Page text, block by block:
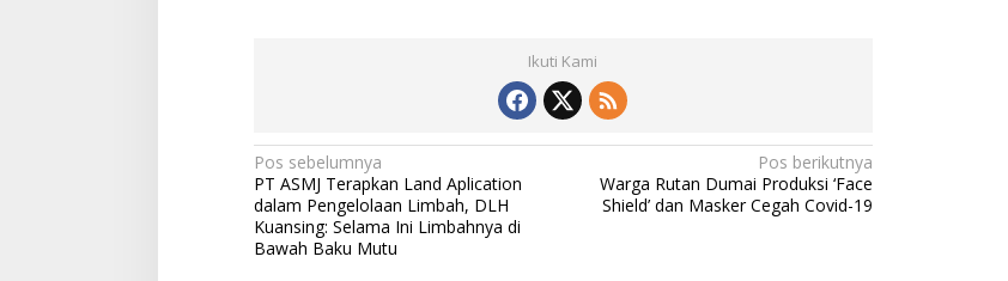
Ikuti Kami
N
a
v
Pos sebelumnya
PT ASMJ Terapkan Land Aplication
dalam Pengelolaan Limbah, DLH
Kuansing: Selama Ini Limbahnya di
Bawah Baku Mutu
Pos berikutnya
Warga Rutan Dumai Produksi ‘Face
Shield’ dan Masker Cegah Covid-19